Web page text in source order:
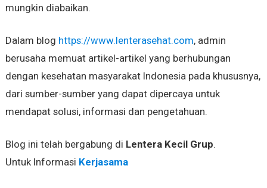
mungkin diabaikan.
Dalam blog https://www.lenterasehat.com, admin
berusaha memuat artikel-artikel yang berhubungan
dengan kesehatan masyarakat Indonesia pada khususnya,
dari sumber-sumber yang dapat dipercaya untuk
mendapat solusi, informasi dan pengetahuan.
Blog ini telah bergabung di Lentera Kecil Grup.
Untuk Informasi Kerjasama